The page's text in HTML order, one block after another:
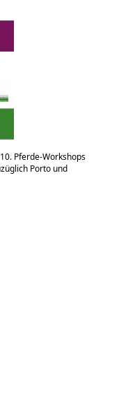
Pferde-Workshops
Porto und